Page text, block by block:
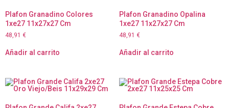
Plafon Granadino Colores
1xe27 11x27x27 Cm
48,91 €
Añadir al carrito
Plafon Granadino Opalina
1xe27 11x27x27 Cm
48,91 €
Añadir al carrito